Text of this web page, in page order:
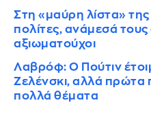
Στη «μαύρη λίστα»
πολίτες, ανάμεσά
αξιωματούχοι
Λαβρόφ: Ο Πούτιν
Ζελένσκι, αλλά πρώτα
πολλά θέματα